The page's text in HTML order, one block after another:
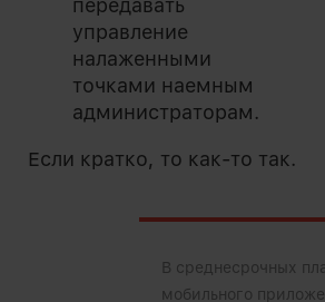
управление
налаженными
точками наемным
администраторам.
Если кратко, то как-то так.
В среднесрочных
мобильного